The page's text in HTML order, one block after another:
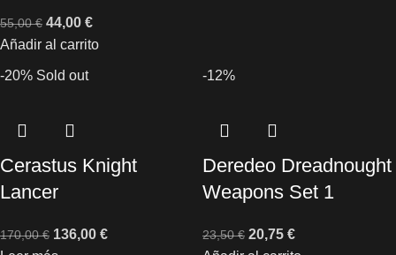
55,00€ 44,00 €
Añadir al carrito
-20% Sold out
Cerastus Knight
Lancer
170,00€ 136,00 €
-12%
Deredeo Dreadnought
Weapons Set 1
23,50€ 20,75 €